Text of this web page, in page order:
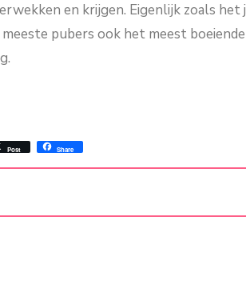
en krijgen. Eigenlijk zoals
pubers ook het meest
Post Share